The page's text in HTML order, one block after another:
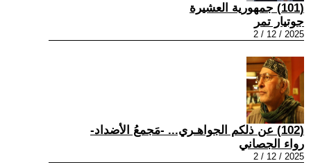
(101) جمهورية العشيرة
جوتيار تمر
2025 / 12 / 2
(102) عن ذلكم الجواهـري... -مَجمعُ الأضداد-
رواء الجصاني
2025 / 12 / 2